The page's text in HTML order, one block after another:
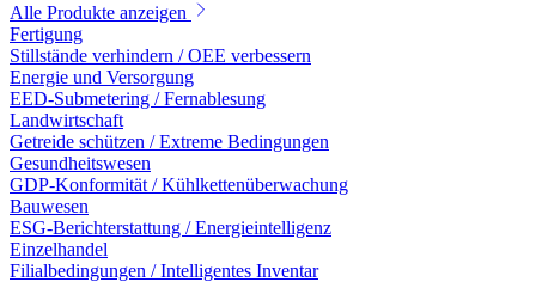
Alle Produkte anzeigen
Fertigung
Stillstände verhindern / OEE verbessern
Energie und Versorgung
EED-Submetering / Fernablesung
Landwirtschaft
Getreide schützen / Extreme Bedingungen
Gesundheitswesen
GDP-Konformität / Kühlkettenüberwachung
Bauwesen
ESG-Berichterstattung / Energieintelligenz
Einzelhandel
Filialbedingungen / Intelligentes Inventar